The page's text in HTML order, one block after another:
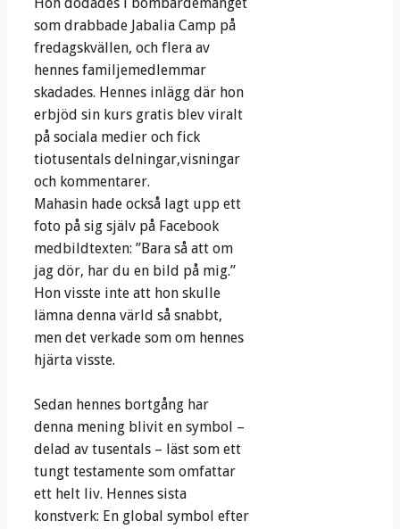
Hon dödades i bombardemanget
som drabbade Jabalia Camp på
fredagskvällen, och flera av
hennes familjemedlemmar
skadades. Hennes inlägg där hon
erbjöd sin kurs gratis blev viralt
på sociala medier och fick
tiotusentals delningar,visningar
och kommentarer.
Mahasin hade också lagt upp ett
foto på sig själv på Facebook
medbildtexten: ”Bara så att om
jag dör, har du en bild på mig.”
Hon visste inte att hon skulle
lämna denna värld så snabbt,
men det verkade som om hennes
hjärta visste.
Sedan hennes bortgång har
denna mening blivit en symbol –
delad av tusentals – läst som ett
tungt testamente som omfattar
ett helt liv. Hennes sista
konstverk: En global symbol efter